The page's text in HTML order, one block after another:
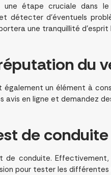
une étape cruciale dans
détecter d’éventuels
une tranquillité
du
un élément à
avis en ligne et demandez
de conduite
de conduite.
pour tester les